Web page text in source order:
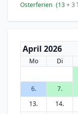
Osterferien (13+ 3
April 2026
Mo Di
6.
7.
13.
14.